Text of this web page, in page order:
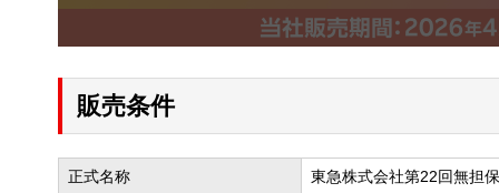
販売条件
正式名称 東急株式会社第22回無担